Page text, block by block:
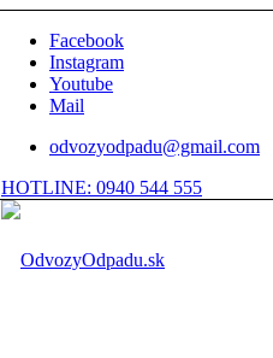
Facebook
Instagram
Youtube
Mail
odvozyodpadu@gmail.com
HOTLINE: 0940 544 555